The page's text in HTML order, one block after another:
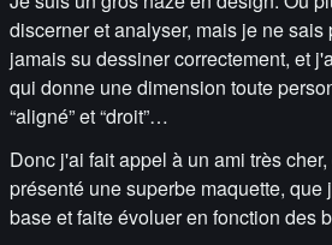
discerner et analyser, mais je ne sais
jamais su dessiner correctement, et
qui donne une dimension toute
“aligné” et “droit”…
Donc j'ai fait appel à un ami très
présenté une superbe maquette, que
base et faite évoluer en fonction des